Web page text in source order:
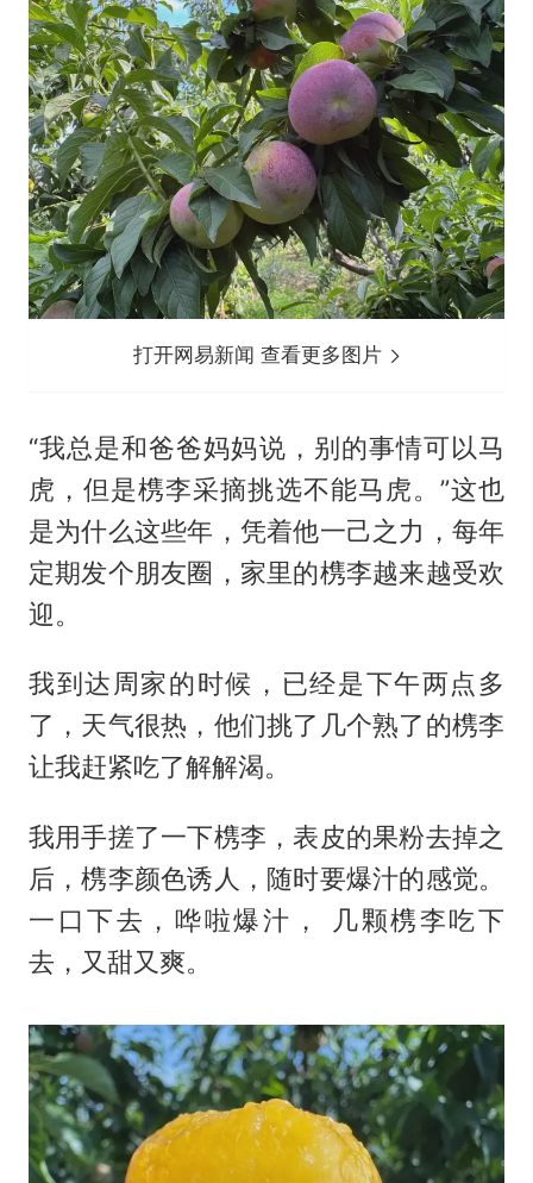
打开网易新闻 查看更多图片
“我总是和爸爸妈妈说，别的事情可以马
虎，但是槜李采摘挑选不能马虎。”这也
是为什么这些年，凭着他一己之力，每年
定期发个朋友圈，家里的槜李越来越受欢
迎。
我到达周家的时候，已经是下午两点多
了，天气很热，他们挑了几个熟了的槜李
让我赶紧吃了解解渴。
我用手搓了一下槜李，表皮的果粉去掉之
后，槜李颜色诱人，随时要爆汁的感觉。
一口下去，哗啦爆汁， 几颗槜李吃下
去，又甜又爽。